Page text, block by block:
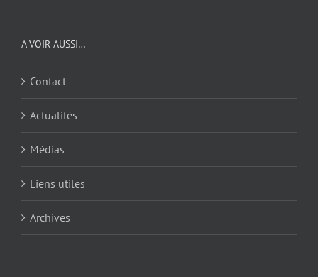
A VOIR AUSSI…
Contact
Actualités
Médias
Liens utiles
Archives